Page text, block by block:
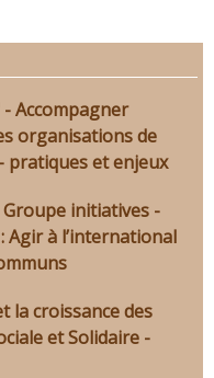
- Accompagner
organisations de
pratiques et enjeux
initiatives -
Agir à l’international
la croissance des
et Solidaire -